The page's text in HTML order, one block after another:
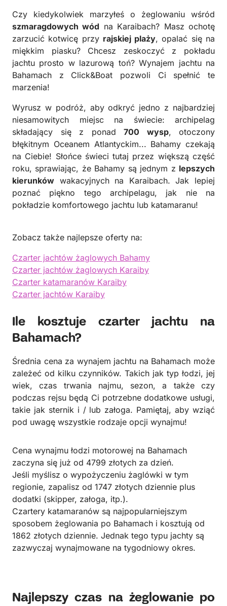
Czy kiedykolwiek marzyłeś o żeglowaniu wśród
szmaragdowych wód na Karaibach? Masz ochotę
zarzucić kotwicę przy rajskiej plaży, opalać się na
miękkim piasku? Chcesz zeskoczyć z pokładu
jachtu prosto w lazurową toń? Wynajem jachtu na
Bahamach z Click&Boat pozwoli Ci spełnić te
marzenia!
Wyrusz w podróż, aby odkryć jedno z najbardziej
niesamowitych miejsc na świecie: archipelag
składający się z ponad 700 wysp, otoczony
błękitnym Oceanem Atlantyckim... Bahamy czekają
na Ciebie! Słońce świeci tutaj przez większą część
roku, sprawiając, że Bahamy są jednym z lepszych
kierunków wakacyjnych na Karaibach. Jak lepiej
poznać piękno tego archipelagu, jak nie na
pokładzie komfortowego jachtu lub katamaranu!
Zobacz także najlepsze oferty na:
Czarter jachtów żaglowych Bahamy
Czarter jachtów żaglowych Karaiby
Czarter katamaranów Karaiby
Czarter jachtów Karaiby
Ile kosztuje czarter jachtu na
Bahamach?
Średnia cena za wynajem jachtu na Bahamach może
zależeć od kilku czynników. Takich jak typ łodzi, jej
wiek, czas trwania najmu, sezon, a także czy
podczas rejsu będą Ci potrzebne dodatkowe usługi,
takie jak sternik i / lub załoga. Pamiętaj, aby wziąć
pod uwagę wszystkie rodzaje opcji wynajmu!
Cena wynajmu łodzi motorowej na Bahamach
zaczyna się już od 4799 złotych za dzień.
Jeśli myślisz o wypożyczeniu żaglówki w tym
regionie, zapalisz od 1747 złotych dziennie plus
dodatki (skipper, załoga, itp.).
Czartery katamaranów są najpopularniejszym
sposobem żeglowania po Bahamach i kosztują od
1862 złotych dziennie. Jednak tego typu jachty są
zazwyczaj wynajmowane na tygodniowy okres.
Najlepszy czas na żeglowanie po